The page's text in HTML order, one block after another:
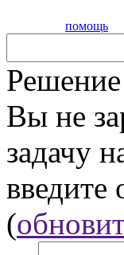
помощь
Вы не
задачу
введите
(